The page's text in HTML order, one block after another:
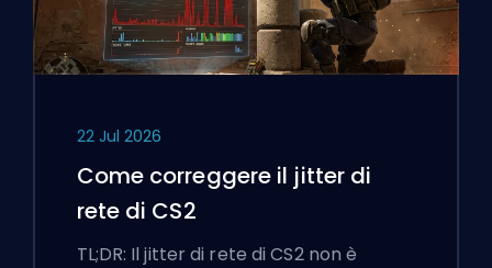
22 Jul 2026
Come correggere il jitter di
rete di CS2
TL;DR: Il jitter di rete di CS2 non è